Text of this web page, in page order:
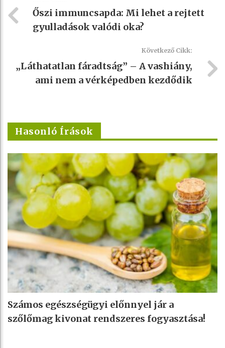
Őszi immuncsapda: Mi lehet a rejtett
gyulladások valódi oka?
Következő Cikk:
„Láthatatlan fáradtság” – A vashiány,
ami nem a vérképedben kezdődik
Hasonló Írások
Számos egészségügyi előnnyel jár a
szőlőmag kivonat rendszeres fogyasztása!